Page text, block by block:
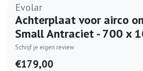
Evolar
Achterplaat voor airco
Small Antraciet - 700 x
Schrijf je eigen review
€179,00